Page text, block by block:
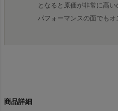
となると原価が非常に高
パフォーマンスの面でもオ
商品詳細